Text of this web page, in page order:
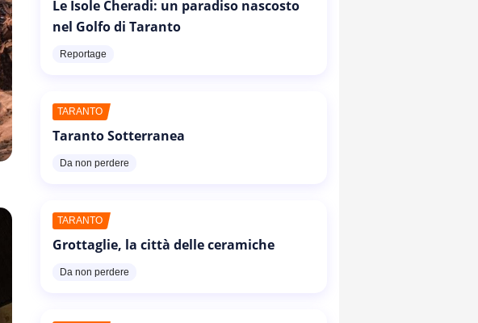
Le Isole Cheradi: un paradiso nascosto
nel Golfo di Taranto
Reportage
TARANTO
Taranto Sotterranea
Da non perdere
TARANTO
Grottaglie, la città delle ceramiche
Da non perdere